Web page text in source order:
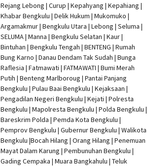
Rejang Lebong | Curup | Kepahyang | Kepahiang |
Khabar Bengkulu |Delik Hukum | Mukomuko |
Argamakmur | Bengkulu Utara | Lebong | Seluma |
SELUMA | Manna | Bengkulu Selatan | Kaur |
Bintuhan | Bengkulu Tengah | BENTENG | Rumah
Bung Karno | Danau Dendam Tak Sudah | Bunga
Raflesia | Fatmawati | FATMAWATI | Bumi Merah
Putih | Benteng Marlboroug | Pantai Panjang
Bengkulu | Pulau Baai Bengkulu | Kejaksaan |
Pengadilan Negeri Bengkulu | Kejati |Polresta
Bengkulu |Mapolresta Bengkulu | Polda Bengkulu |
Bareskrim Polda | Pemda Kota Bengkulu |
Pemprov Bengkulu |Gubernur Bengkulu | Walikota
Bengkulu |Bocah Hilang | Orang Hilang |Penemuan
Mayat Dalam Karung |Pembunuhan Bengkulu |
Gading Cempaka | Muara Bangkahulu | Teluk